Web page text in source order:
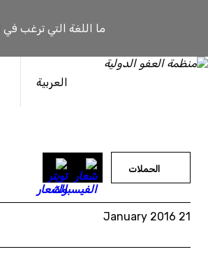
ما اللغة التي ترغب
العربية
الحملات
21 January 2016